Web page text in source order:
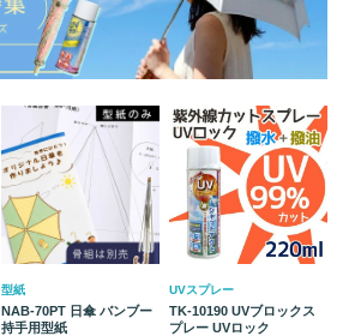
型紙
NAB-70PT 日傘 バンブー
持手用型紙
UVスプレー
TK-10190 UVブロックス
プレー UVロック